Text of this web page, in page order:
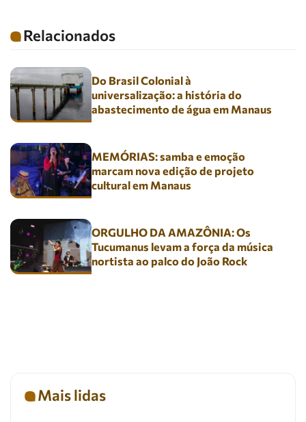
Relacionados
Do Brasil Colonial à
universalização: a história do
abastecimento de água em Manaus
MEMÓRIAS: samba e emoção
marcam nova edição de projeto
cultural em Manaus
ORGULHO DA AMAZÔNIA: Os
Tucumanus levam a força da música
nortista ao palco do João Rock
Mais lidas